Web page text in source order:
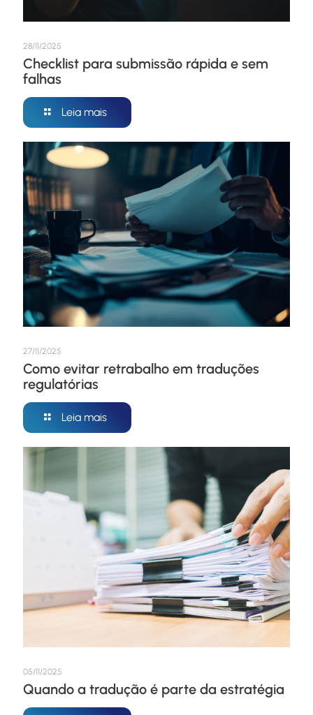
28/11/2025
Checklist para submissão rápida e sem
falhas
Leia mais
27/11/2025
Como evitar retrabalho em traduções
regulatórias
Leia mais
05/11/2025
Quando a tradução é parte da estratégia